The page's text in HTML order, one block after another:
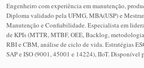
Engenheiro com experiência em manutenção,
Diploma validado pela UFMG, MBA(USP) e
Manutenção e Confiabilidade. Especialista em
de KPIs (MTTR, MTBF, OEE, Backlog,
RBI e CBM, análise de ciclo de vida. Estratégias
SAP e ISO (9001, 45001 e 14224), IIoT. Disponível